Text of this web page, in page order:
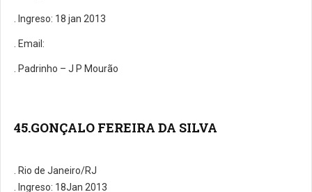
. Ingreso: 18 jan 2013
. E­mail:
. Padrinho – J P Mourão
45.GONÇALO FEREIRA DA SILVA
. Rio de Janeiro/RJ
. Ingreso: 18Jan 2013